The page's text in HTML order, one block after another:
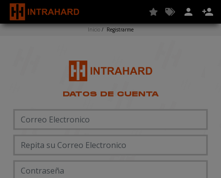
person person_add
Inicio/ Registrarme
DATOS DE CUENTA